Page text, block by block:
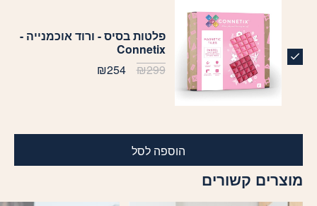
פלטות בסיס - ורוד אוכמנייה -
Connetix
₪299
₪254
הוספה לסל
מוצרים קשורים